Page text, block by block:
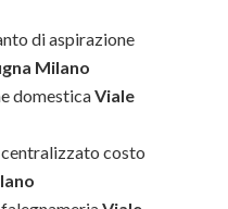
di aspirazione
Milano
domesticaViale
costo